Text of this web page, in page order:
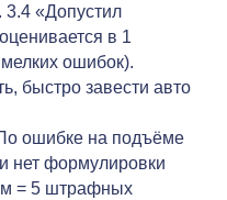
3.4 «Допустил
в 1
ошибок).
быстро завести авто
ошибке на подъёме
нет формулировки
м = 5 штрафных